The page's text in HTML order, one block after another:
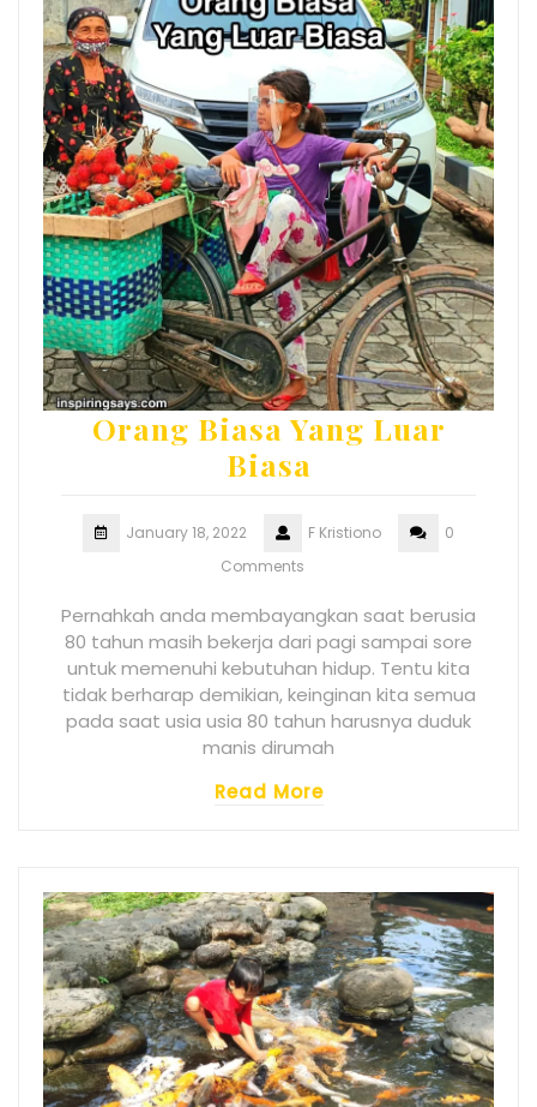
Orang Biasa Yang Luar
Biasa
January 18, 2022 F Kristiono
0
Comments
Pernahkah anda membayangkan saat berusia
80 tahun masih bekerja dari pagi sampai sore
untuk memenuhi kebutuhan hidup. Tentu kita
tidak berharap demikian, keinginan kita semua
pada saat usia usia 80 tahun harusnya duduk
manis dirumah
Read More